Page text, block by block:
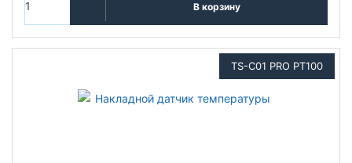
В корзину
TS-C01 PRO PT100